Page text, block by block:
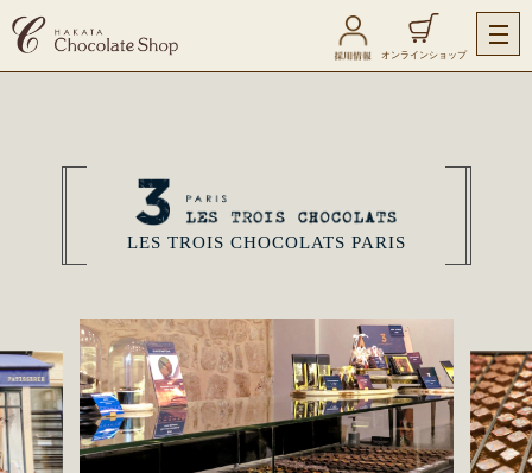
オンラインショップ
LES TROIS CHOCOLATS PARIS